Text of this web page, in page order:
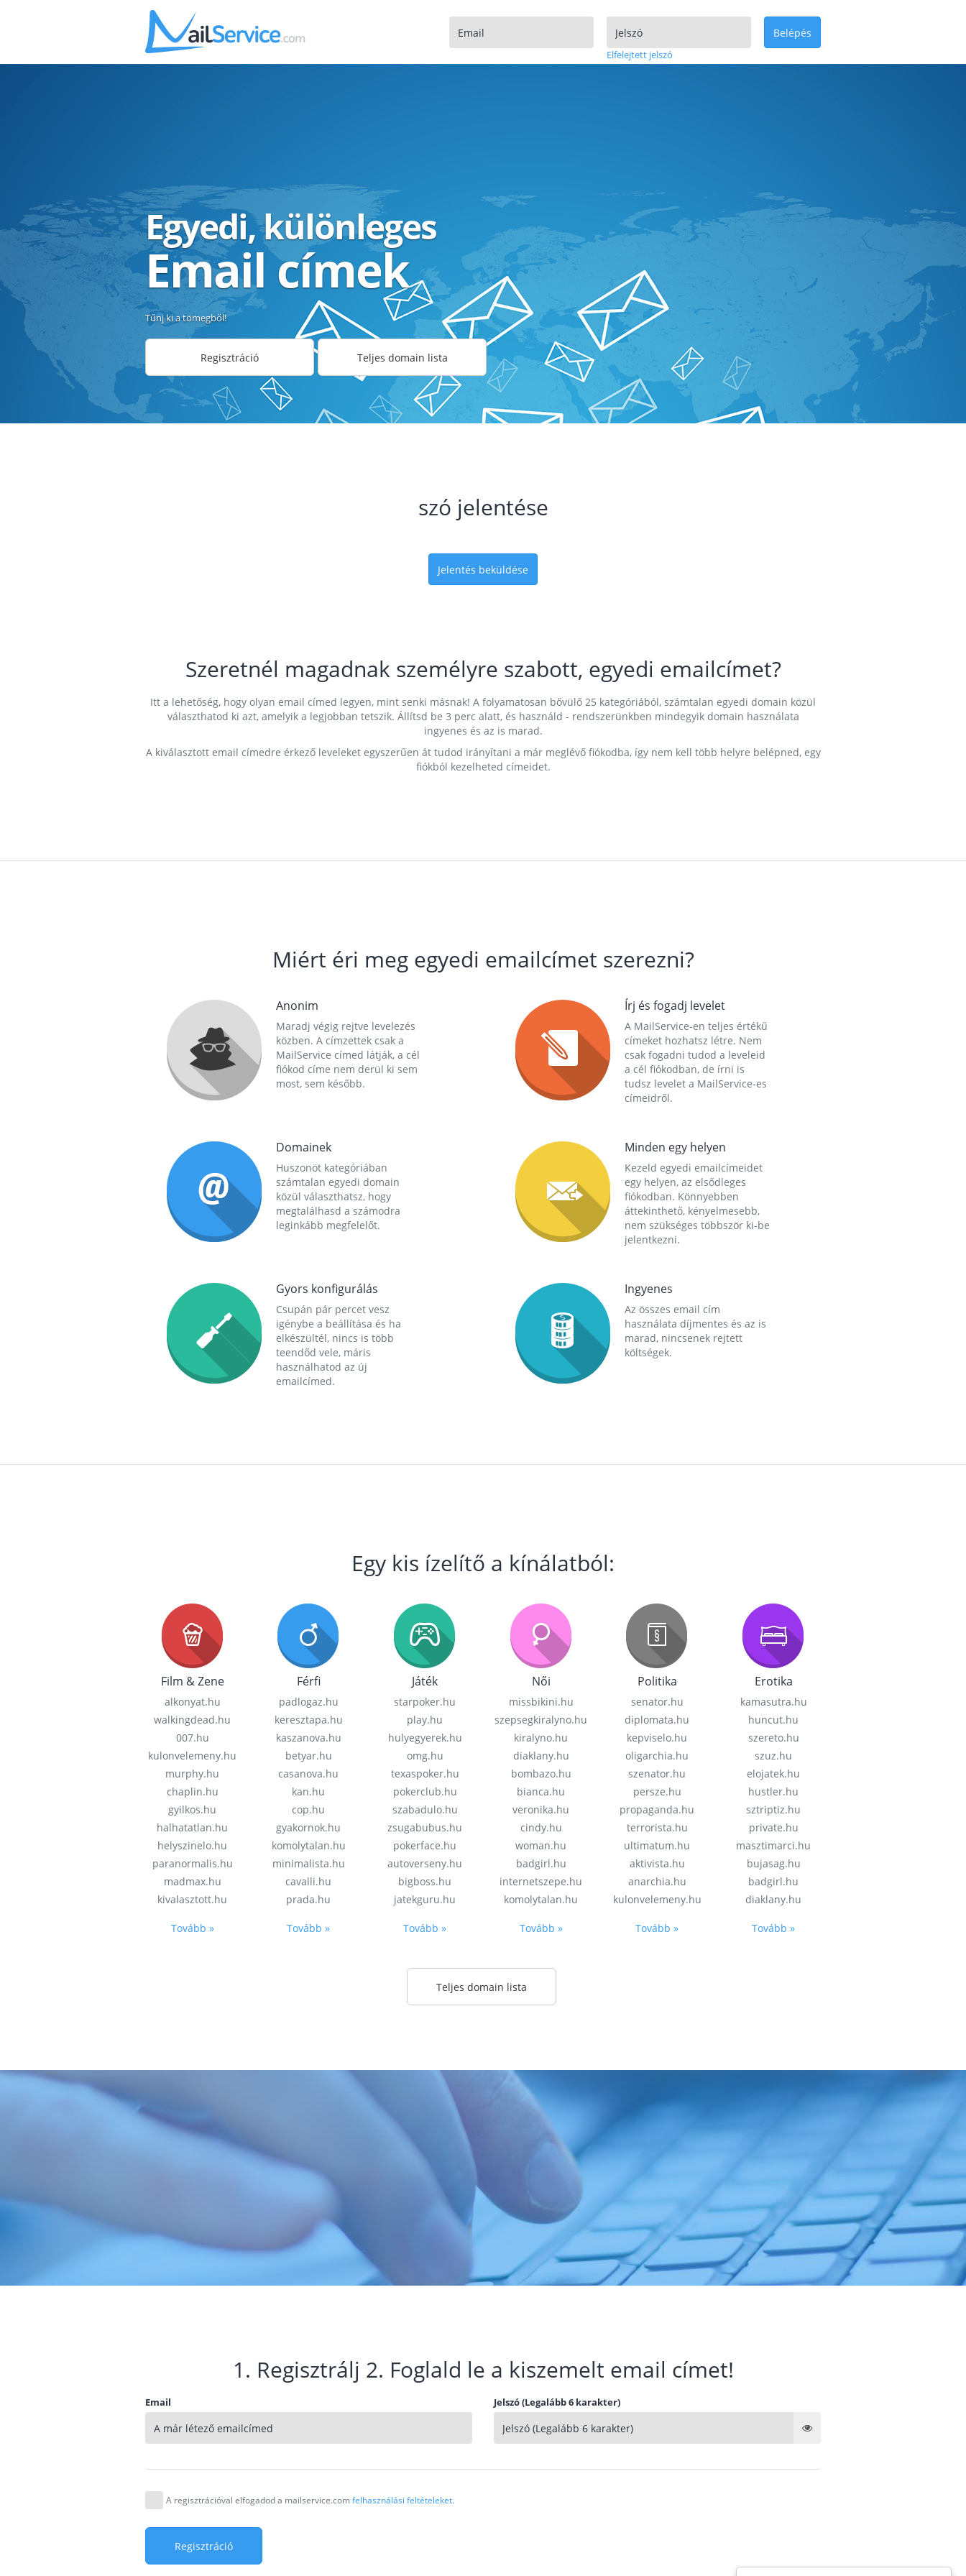
Elfelejtett jelszó
Belépés
Egyedi, különleges
Email címek
Tűnj ki a tömegből!
Regisztráció Teljes domain lista
szó jelentése
Jelentés beküldése
Szeretnél magadnak személyre szabott, egyedi emailcímet?
Itt a lehetőség, hogy olyan email címed legyen, mint senki másnak! A folyamatosan bővülő 25 kategóriából, számtalan egyedi domain közül
választhatod ki azt, amelyik a legjobban tetszik. Állítsd be 3 perc alatt, és használd - rendszerünkben mindegyik domain használata
ingyenes és az is marad.
A kiválasztott email címedre érkező leveleket egyszerűen át tudod irányítani a már meglévő fiókodba, így nem kell több helyre belépned, egy
fiókból kezelheted címeidet.
Miért éri meg egyedi emailcímet szerezni?
Anonim
Maradj végig rejtve levelezés
közben. A címzettek csak a
MailService címed látják, a cél
fiókod címe nem derül ki sem
most, sem később.
Írj és fogadj levelet
A MailService-en teljes értékű
címeket hozhatsz létre. Nem
csak fogadni tudod a leveleid
a cél fiókodban, de írni is
tudsz levelet a MailService-es
címeidről.
Domainek
Huszonöt kategóriában
számtalan egyedi domain
közül választhatsz, hogy
megtalálhasd a számodra
leginkább megfelelőt.
Minden egy helyen
Kezeld egyedi emailcímeidet
egy helyen, az elsődleges
fiókodban. Könnyebben
áttekinthető, kényelmesebb,
nem szükséges többször ki-be
jelentkezni.
Gyors konfigurálás
Csupán pár percet vesz
igénybe a beállítása és ha
elkészültél, nincs is több
teendőd vele, máris
használhatod az új
emailcímed.
Ingyenes
Az összes email cím
használata díjmentes és az is
marad, nincsenek rejtett
költségek.
Egy kis ízelítő a kínálatból:
Film & Zene
alkonyat.hu
walkingdead.hu
007.hu
kulonvelemeny.hu
murphy.hu
chaplin.hu
gyilkos.hu
halhatatlan.hu
helyszinelo.hu
paranormalis.hu
madmax.hu
kivalasztott.hu
Tovább »
Férfi
padlogaz.hu
keresztapa.hu
kaszanova.hu
betyar.hu
casanova.hu
kan.hu
cop.hu
gyakornok.hu
komolytalan.hu
minimalista.hu
cavalli.hu
prada.hu
Tovább »
Játék
starpoker.hu
play.hu
hulyegyerek.hu
omg.hu
texaspoker.hu
pokerclub.hu
szabadulo.hu
zsugabubus.hu
pokerface.hu
autoverseny.hu
bigboss.hu
jatekguru.hu
Tovább »
Női
missbikini.hu
szepsegkiralyno.hu
kiralyno.hu
diaklany.hu
bombazo.hu
bianca.hu
veronika.hu
cindy.hu
woman.hu
badgirl.hu
internetszepe.hu
komolytalan.hu
Tovább »
Politika
senator.hu
diplomata.hu
kepviselo.hu
oligarchia.hu
szenator.hu
persze.hu
propaganda.hu
terrorista.hu
ultimatum.hu
aktivista.hu
anarchia.hu
kulonvelemeny.hu
Tovább »
Erotika
kamasutra.hu
huncut.hu
szereto.hu
szuz.hu
elojatek.hu
hustler.hu
sztriptiz.hu
private.hu
masztimarci.hu
bujasag.hu
badgirl.hu
diaklany.hu
Tovább »
Teljes domain lista
1. Regisztrálj 2. Foglald le a kiszemelt email címet!
Email Jelszó (Legalább 6 karakter)
A regisztrációval elfogadod a mailservice.comfelhasználási feltételeket.
Regisztráció